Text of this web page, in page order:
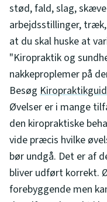
stød, fald, slag,
arbejdsstillinger,
at du skal huske at
"Kiropraktik og
nakkeproplemer på
Besøg
Øvelser er i mange
den kiropraktiske
vide præcis hvilke
bør undgå. Det er af
bliver udført korrekt.
forebyggende men